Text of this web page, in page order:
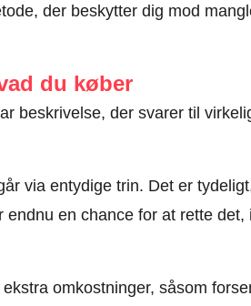
der beskytter dig mod
du køber
beskrivelse, der svarer til
via entydige trin. Det er
en chance for at rette det,
omkostninger, såsom